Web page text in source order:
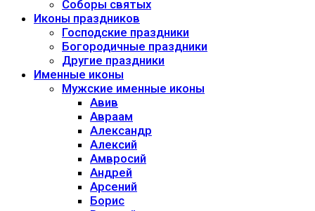
Соборы святых
Иконы праздников
Господские праздники
Богородичные праздники
Другие праздники
Именные иконы
Мужские именные иконы
Авив
Авраам
Александр
Алексий
Амвросий
Андрей
Арсений
Борис